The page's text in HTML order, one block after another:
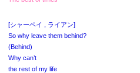
[シャーペイ , ライアン]
So why leave them behind?
(Behind)
Why can’t
the rest of my life